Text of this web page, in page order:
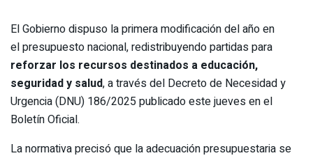
El Gobierno dispuso la primera modificación del año en
el presupuesto nacional, redistribuyendo partidas para
reforzar los recursos destinados a educación,
seguridad y salud, a través del Decreto de Necesidad y
Urgencia (DNU) 186/2025 publicado este jueves en el
Boletín Oficial.
La normativa precisó que la adecuación presupuestaria se